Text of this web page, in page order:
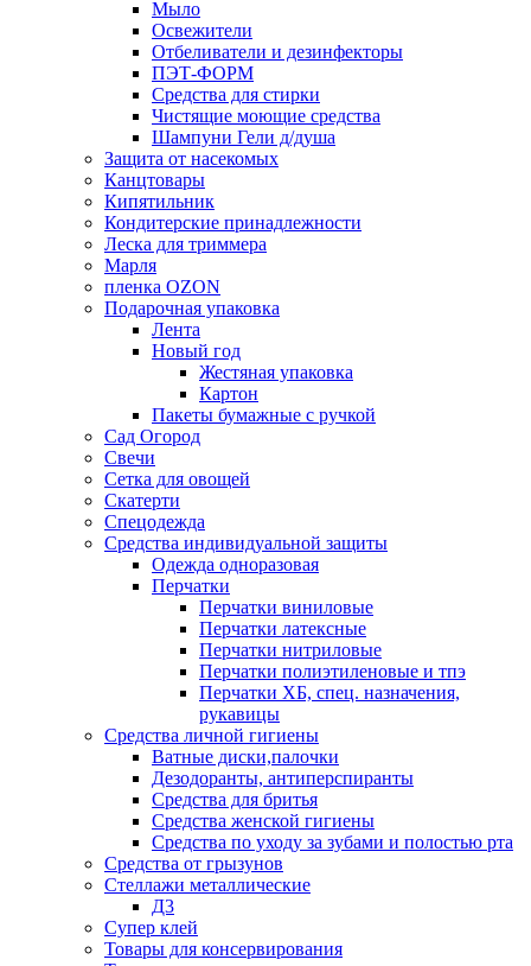
Мыло
Освежители
Отбеливатели и дезинфекторы
ПЭТ-ФОРМ
Средства для стирки
Чистящие моющие средства
Шампуни Гели д/душа
Защита от насекомых
Канцтовары
Кипятильник
Кондитерские принадлежности
Леска для триммера
Марля
пленка OZON
Подарочная упаковка
Лента
Новый год
Жестяная упаковка
Картон
Пакеты бумажные с ручкой
Сад Огород
Свечи
Сетка для овощей
Скатерти
Спецодежда
Средства индивидуальной защиты
Одежда одноразовая
Перчатки
Перчатки виниловые
Перчатки латексные
Перчатки нитриловые
Перчатки полиэтиленовые и тпэ
Перчатки ХБ, спец. назначения,
рукавицы
Средства личной гигиены
Ватные диски,палочки
Дезодоранты, антиперспиранты
Средства для бритья
Средства женской гигиены
Средства по уходу за зубами и полостью рта
Средства от грызунов
Стеллажи металлические
Д3
Супер клей
Товары для консервирования